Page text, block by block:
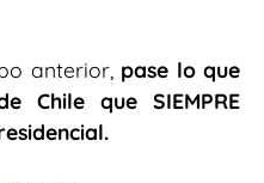
anterior, pase lo que
Chile que SIEMPRE
.